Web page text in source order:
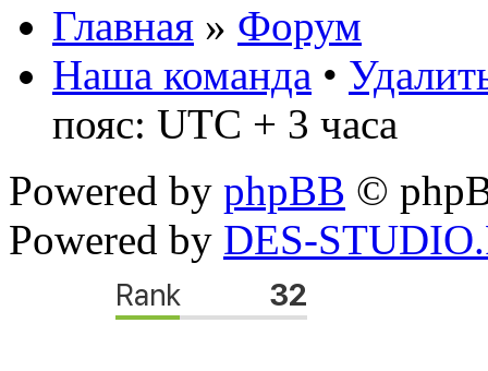
Главная » Форум
Наша команда •
пояс: UTC + 3 часа
Powered by phpBB ©
Powered by DES-